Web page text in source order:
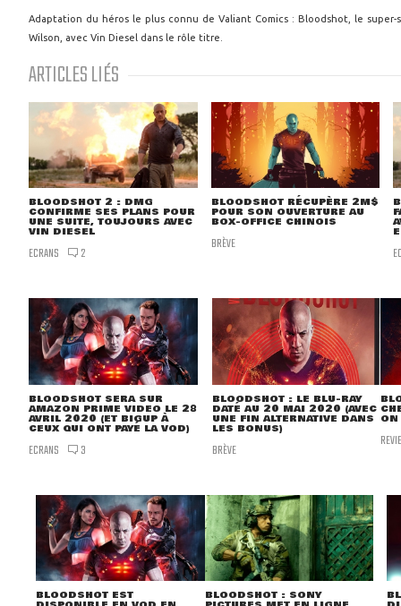
Adaptation du héros le plus connu de Valiant Comics : Bloodshot, le super-
Wilson, avec Vin Diesel dans le rôle titre.
ARTICLES LIÉS
BLOODSHOT 2 : DMG
CONFIRME SES PLANS POUR
UNE SUITE, TOUJOURS AVEC
VIN DIESEL
ECRANS 2
BLOODSHOT RÉCUPÈRE 2M$
POUR SON OUVERTURE AU
BOX-OFFICE CHINOIS
BRÈVE
BLOODSHOT SERA SUR
AMAZON PRIME VIDEO LE 28
AVRIL 2020 (ET BIGUP À
CEUX QUI ONT PAYÉ LA VOD)
ECRANS 3
BLOODSHOT : LE BLU-RAY
DATÉ AU 20 MAI 2020 (AVEC
UNE FIN ALTERNATIVE DANS
LES BONUS)
BRÈVE
BLOODSHOT EST BLOODSHOT : SONY